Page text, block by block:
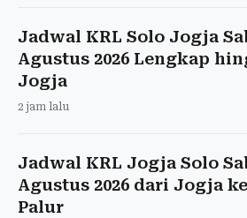
Jadwal KRL Solo Jogja
Agustus 2026 Lengkap
Jogja
2 jam lalu
Jadwal KRL Jogja Solo
Agustus 2026 dari Jogja ke
Palur